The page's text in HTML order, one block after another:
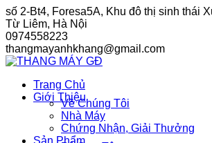
Skip
to
content
số 2-Bt4, Foresa5A, Khu đô thị sinh thái
Từ Liêm, Hà Nội
0974558223
thangmayanhkhang@gmail.com
Trang Chủ
Giới Thiệu
Về Chúng Tôi
Nhà Máy
Chứng Nhận, Giải Thưởng
Sản Phẩm